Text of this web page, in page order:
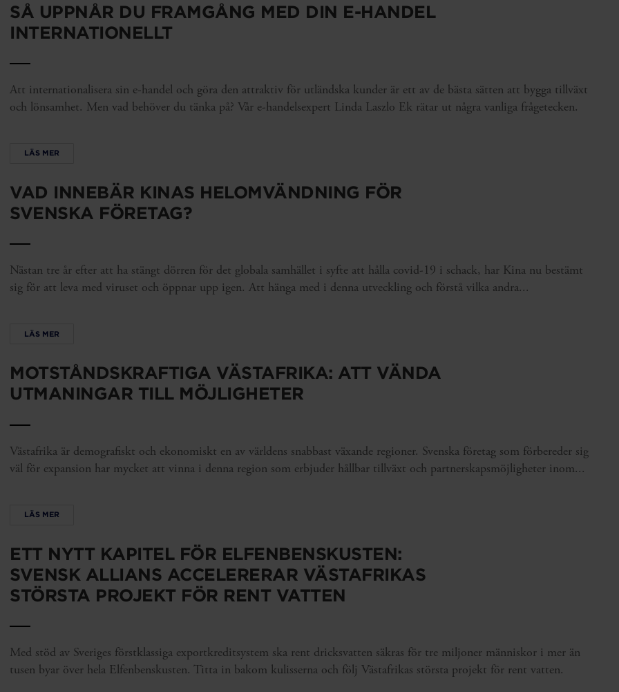
SÅ UPPNÅR DU FRAMGÅNG MED DIN E-HANDEL
INTERNATIONELLT
Att internationalisera sin e-handel och göra den attraktiv för utländska kunder är ett av de bästa sätten att bygga tillväxt
och lönsamhet. Men vad behöver du tänka på? Vår e-handelsexpert Linda Laszlo Ek rätar ut några vanliga frågetecken.
LÄS MER
VAD INNEBÄR KINAS HELOMVÄNDNING FÖR
SVENSKA FÖRETAG?
Nästan tre år efter att ha stängt dörren för det globala samhället i syfte att hålla covid-19 i schack, har Kina nu bestämt
sig för att leva med viruset och öppnar upp igen. Att hänga med i denna utveckling och förstå vilka andra...
LÄS MER
MOTSTÅNDSKRAFTIGA VÄSTAFRIKA: ATT VÄNDA
UTMANINGAR TILL MÖJLIGHETER
Västafrika är demografiskt och ekonomiskt en av världens snabbast växande regioner. Svenska företag som förbereder sig
väl för expansion har mycket att vinna i denna region som erbjuder hållbar tillväxt och partnerskapsmöjligheter inom...
LÄS MER
ETT NYTT KAPITEL FÖR ELFENBENSKUSTEN:
SVENSK ALLIANS ACCELERERAR VÄSTAFRIKAS
STÖRSTA PROJEKT FÖR RENT VATTEN
Med stöd av Sveriges förstklassiga exportkreditsystem ska rent dricksvatten säkras för tre miljoner människor i mer än
tusen byar över hela Elfenbenskusten. Titta in bakom kulisserna och följ Västafrikas största projekt för rent vatten.